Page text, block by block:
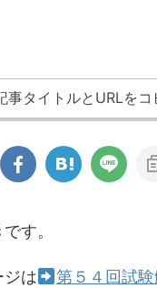
事タイトルとURLをコ
す。
ジは
第５４回試験